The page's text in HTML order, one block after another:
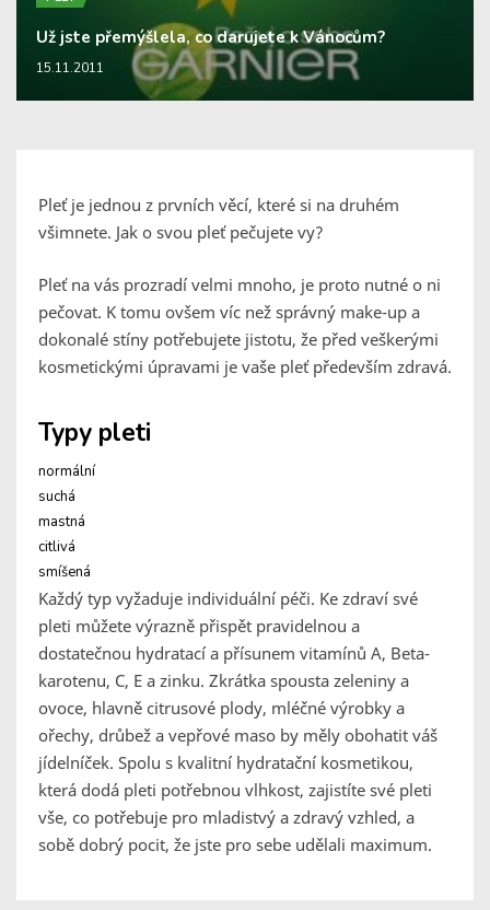
Už jste přemýšlela, co darujete k Vánocům?
15.11.2011
Pleť je jednou z prvních věcí, které si na druhém
všimnete. Jak o svou pleť pečujete vy?
Pleť na vás prozradí velmi mnoho, je proto nutné o ni
pečovat. K tomu ovšem víc než správný make-up a
dokonalé stíny potřebujete jistotu, že před veškerými
kosmetickými úpravami je vaše pleť především zdravá.
Typy pleti
normální
suchá
mastná
citlivá
smíšená
Každý typ vyžaduje individuální péči. Ke zdraví své
pleti můžete výrazně přispět pravidelnou a
dostatečnou hydratací a přísunem vitamínů A, Beta-
karotenu, C, E a zinku. Zkrátka spousta zeleniny a
ovoce, hlavně citrusové plody, mléčné výrobky a
ořechy, drůbež a vepřové maso by měly obohatit váš
jídelníček. Spolu s kvalitní hydratační kosmetikou,
která dodá pleti potřebnou vlhkost, zajistíte své pleti
vše, co potřebuje pro mladistvý a zdravý vzhled, a
sobě dobrý pocit, že jste pro sebe udělali maximum.